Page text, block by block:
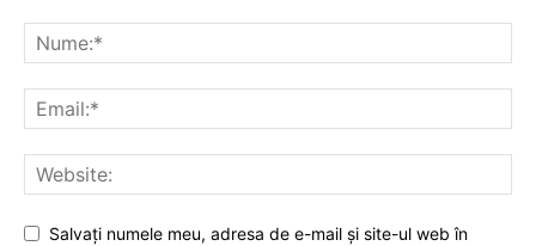
Salvați numele meu, adresa de e-mail și site-ul web în